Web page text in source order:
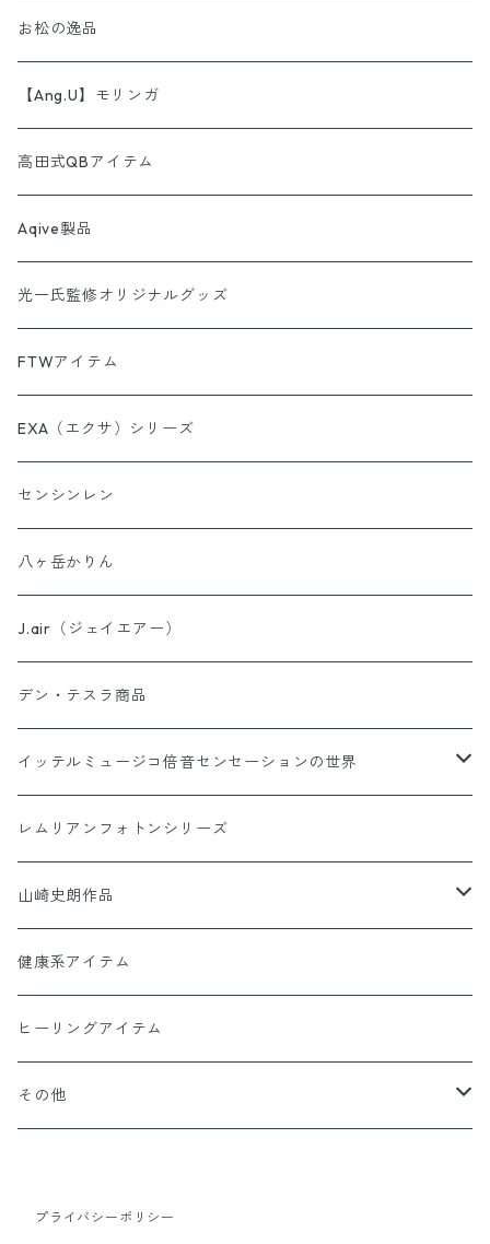
【第1弾】AINORI（愛意乗り）カード
【第2弾】AINORI（愛意乗り）カード（ほか）
AINORinQ（あいのりんく）
お守り数列・強化版 全33種
書籍カードシリーズ
Soul Reclaim（ソウルレクイエム）シリーズ
その他のカード
ストール
波動シール＆カード
非常食セット
スピーカー
お松の逸品
【Ang.U】モリンガ
高田式QBアイテム
Aqive製品
光一氏監修オリジナルグッズ
FTWアイテム
EXA（エクサ）シリーズ
センシンレン
八ヶ岳かりん
J.air（ジェイエアー）
デン・テスラ商品
イッテルミュージコ倍音センセーションの世界
1368イッテルミュージコCD
Hi-Ringo 孤独のライブCD1368
ヒーリンゴの仲間たちCD1368
Hi-Ringo Yah！ selection CD
レムリアンフォトンシリーズ
山崎史朗作品
幻妙鏡(万華鏡)
オーナメント（収納・飾り台)
水眠亭クラフト（その他作品）
健康系アイテム
ヒーリングアイテム
その他
【LHG 高濃度水素酸素発生装置】関連商品
プライバシーポリシー